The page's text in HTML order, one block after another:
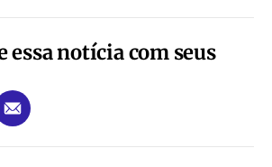
notícia com seus